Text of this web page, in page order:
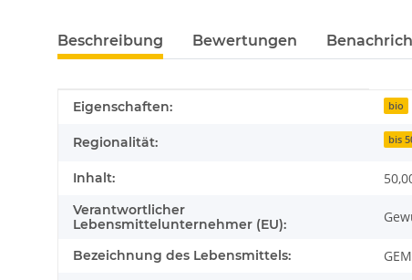
Beschreibung Bewertungen
Produkteigenschaft
Wert
Eigenschaften: bio
Regionalität: bis
Inhalt:
Verantwortlicher
Lebensmittelunternehmer (EU):
Bezeichnung des Lebensmittels: